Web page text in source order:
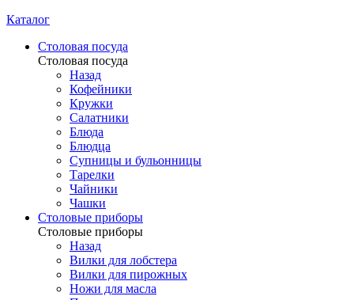
Каталог
Столовая посуда
Столовая посуда
Назад
Кофейники
Кружки
Салатники
Блюда
Блюдца
Супницы и бульонницы
Тарелки
Чайники
Чашки
Cтоловые приборы
Cтоловые приборы
Назад
Вилки для лобстера
Вилки для пирожных
Ножи для масла